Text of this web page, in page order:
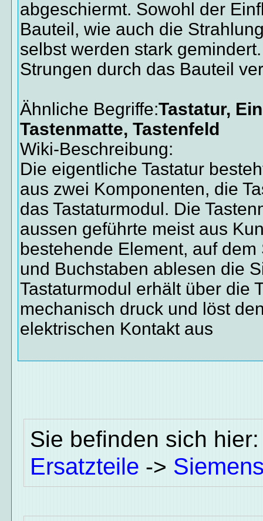
abgeschiermt. Sowohl der
Bauteil, wie auch die
selbst werden stark
Strungen durch das Bauteil
Ähnliche Begriffe:Tastatur,
Tastenmatte, Tastenfeld
Wiki-Beschreibung:
Die eigentliche Tastatur
aus zwei Komponenten, die
das Tastaturmodul. Die
aussen geführte meist aus
bestehende Element, auf
und Buchstaben ablesen die
Tastaturmodul erhält über die
mechanisch druck und löst
elektrischen Kontakt aus
Sie befinden sich
Ersatzteile ->